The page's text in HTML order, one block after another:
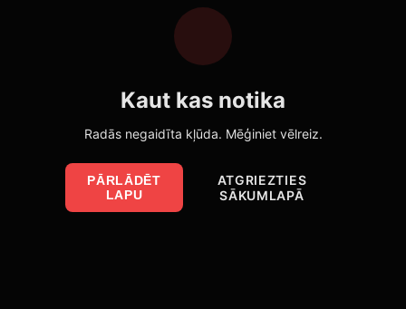
Kaut kas notika
Radās negaidīta kļūda. Mēģiniet vēlreiz.
PĀRLĀDĒT
LAPU
ATGRIEZTIES
SĀKUMLAPĀ